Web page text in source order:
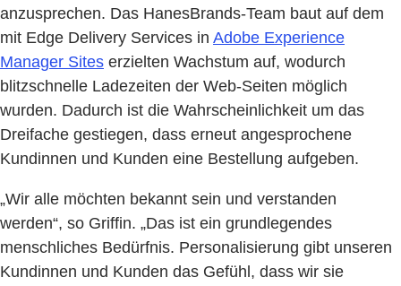
anzusprechen. Das HanesBrands-Team baut auf dem
mit Edge Delivery Services in Adobe Experience
Manager Sites erzielten Wachstum auf, wodurch
blitzschnelle Ladezeiten der Web-Seiten möglich
wurden. Dadurch ist die Wahrscheinlichkeit um das
Dreifache gestiegen, dass erneut angesprochene
Kundinnen und Kunden eine Bestellung aufgeben.
„Wir alle möchten bekannt sein und verstanden
werden“, so Griffin. „Das ist ein grundlegendes
menschliches Bedürfnis. Personalisierung gibt unseren
Kundinnen und Kunden das Gefühl, dass wir sie